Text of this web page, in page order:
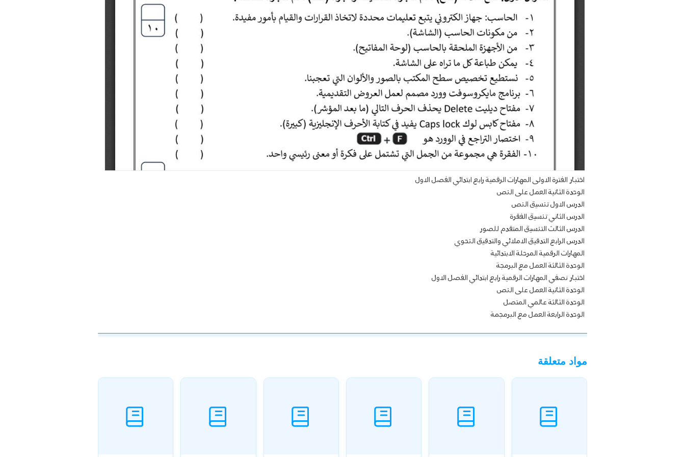
اختبار الفترة الاولى المهارات الرقمية رابع ابتدائي الفصل الاول
الوحدة الثانية العمل على النص
الدرس الاول تنسيق النص
الدرس الثاني تنسيق الفقرة
الدرس الثالث التنسيق المتقدم للصور
الدرس الرابع التدقيق الاملائي والتدقيق النحوي
المهارات الرقمية المرحلة الابتدائية
الوحدة الثالثة العمل مع البرمجة
اختبار نصفي المهارات الرقمية رابع ابتدائي الفصل الاول
الوحدة الثانية العمل على النص
الوحدة الثالثة عالمي المتصل
الوحدة الرابعة العمل مع البرمجمة
مواد متعلقة